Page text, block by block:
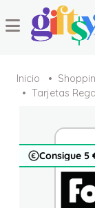
Inicio
Tarjetas
Consigue 5